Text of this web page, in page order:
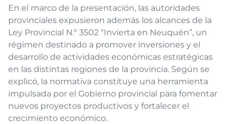
En el marco de la presentación, las autoridades
provinciales expusieron además los alcances de la
Ley Provincial N.º 3502 “Invierta en Neuquén”, un
régimen destinado a promover inversiones y el
desarrollo de actividades económicas estratégicas
en las distintas regiones de la provincia. Según se
explicó, la normativa constituye una herramienta
impulsada por el Gobierno provincial para fomentar
nuevos proyectos productivos y fortalecer el
crecimiento económico.